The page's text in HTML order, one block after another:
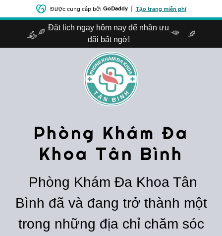
Được cung cấp bởi GoDaddy| Tạo trang miễn phí
Đặt lịch ngay hôm nay để nhận ưu
đãi bất ngờ!
Phòng Khám Đa
Khoa Tân Bình
Phòng Khám Đa Khoa Tân
Bình đã và đang trở thành một
trong những địa chỉ chăm sóc